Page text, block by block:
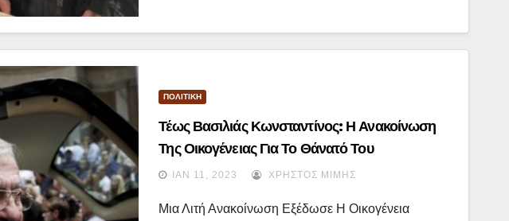
ΠΟΛΙΤΙΚΗ
Τέως Βασιλιάς Κωνσταντίνος: Η Ανακοίνωση
Της Οικογένειας Για Το Θάνατό Του
ΙΑΝ 11, 2023 ΧΡΉΣΤΟΣ ΜΊΜΗΣ
Μια Λιτή Ανακοίνωση Εξέδωσε Η Οικογένεια